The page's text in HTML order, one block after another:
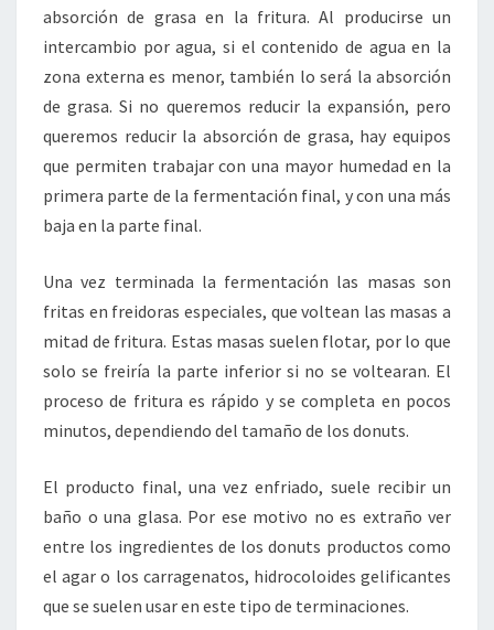
absorción de grasa en la fritura. Al producirse un
intercambio por agua, si el contenido de agua en la
zona externa es menor, también lo será la absorción
de grasa. Si no queremos reducir la expansión, pero
queremos reducir la absorción de grasa, hay equipos
que permiten trabajar con una mayor humedad en la
primera parte de la fermentación final, y con una más
baja en la parte final.
Una vez terminada la fermentación las masas son
fritas en freidoras especiales, que voltean las masas a
mitad de fritura. Estas masas suelen flotar, por lo que
solo se freiría la parte inferior si no se voltearan. El
proceso de fritura es rápido y se completa en pocos
minutos, dependiendo del tamaño de los donuts.
El producto final, una vez enfriado, suele recibir un
baño o una glasa. Por ese motivo no es extraño ver
entre los ingredientes de los donuts productos como
el agar o los carragenatos, hidrocoloides gelificantes
que se suelen usar en este tipo de terminaciones.